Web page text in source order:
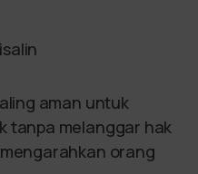
aman untuk
tanpa melanggar hak
orang